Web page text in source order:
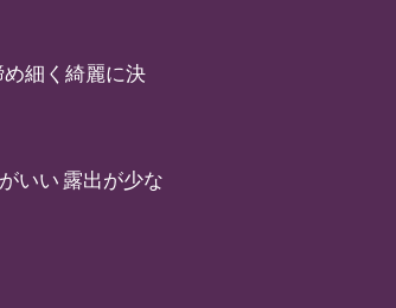
細く綺麗に決
いい 露出が少な